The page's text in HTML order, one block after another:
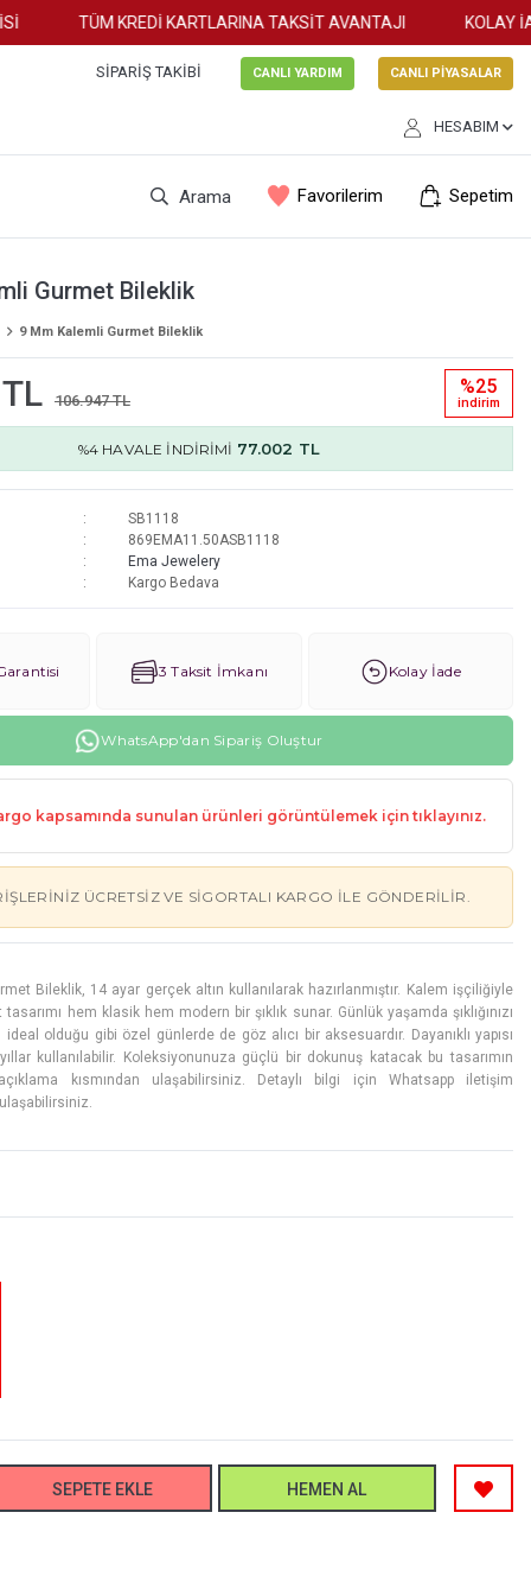
TÜM KREDİ KARTLARINA TAKSİT AVANTAJI KOLAY İADE
SIPARIŞ TAKIBI CANLI YARDIM CANLI PİYASALAR
HESABIM
Arama Favorilerim Sepetim
Gurmet Bileklik
9 Mm Kalemli Gurmet Bileklik
106.947 TL
%25
i̇ndi̇ri̇m
%4 HAVALE İNDİRİMİ 77.002 TL
SB1118
869EMA11.50ASB1118
Ema Jewelery
Kargo Bedava
3 Taksit İmkanı Kolay İade
WhatsApp'dan Sipariş Oluştur
kapsamında sunulan ürünleri görüntülemek için tıklayınız.
ÜCRETSIZ VE SIGORTALI KARGO ILE GÖNDERILIR.
Bileklik, 14 ayar gerçek altın kullanılarak hazırlanmıştır. Kalem işçiliğiyle
hem klasik hem modern bir şıklık sunar. Günlük yaşamda şıklığınızı
olduğu gibi özel günlerde de göz alıcı bir aksesuardır. Dayanıklı yapısı
kullanılabilir. Koleksiyonunuza güçlü bir dokunuş katacak bu tasarımın
kısmından ulaşabilirsiniz. Detaylı bilgi için Whatsapp iletişim
SEPETE EKLE HEMEN AL